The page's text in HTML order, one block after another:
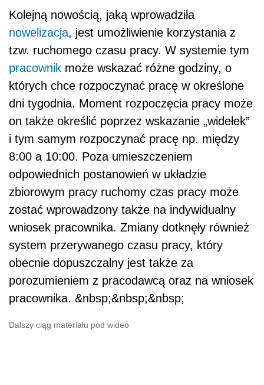
Kolejną nowością, jaką wprowadziła
nowelizacja, jest umożliwienie korzystania z
tzw. ruchomego czasu pracy. W systemie tym
pracownik może wskazać różne godziny, o
których chce rozpoczynać pracę w określone
dni tygodnia. Moment rozpoczęcia pracy może
on także określić poprzez wskazanie „widełek”
i tym samym rozpoczynać pracę np. między
8:00 a 10:00. Poza umieszczeniem
odpowiednich postanowień w układzie
zbiorowym pracy ruchomy czas pracy może
zostać wprowadzony także na indywidualny
wniosek pracownika. Zmiany dotknęły również
system przerywanego czasu pracy, który
obecnie dopuszczalny jest także za
porozumieniem z pracodawcą oraz na wniosek
pracownika. &nbsp;&nbsp;&nbsp;
Dalszy ciąg materiału pod wideo